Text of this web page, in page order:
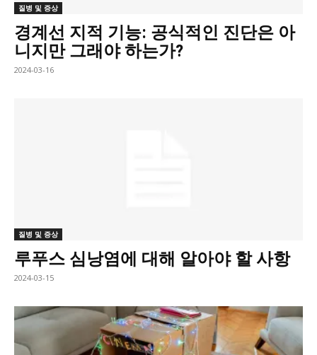
질병 및 증상
경계선 지적 기능: 공식적인 진단은 아
니지만 그래야 하는가?
2024-03-16
질병 및 증상
루푸스 심낭염에 대해 알아야 할 사항
2024-03-15